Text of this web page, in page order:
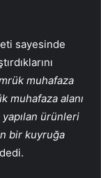
sayesinde
muhafaza
muhafaza alanı
ürünleri
bir kuyruğa
dedi.